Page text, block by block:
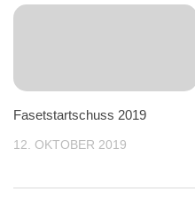
Fasetstartschuss 2019
12. OKTOBER 2019